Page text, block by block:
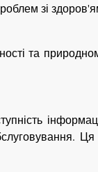
зі
та
Ця